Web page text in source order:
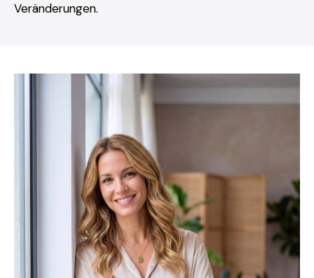
Veränderungen.